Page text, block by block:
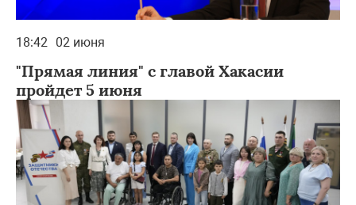
18:42 02 июня
"Прямая линия" с главой Хакасии
пройдет 5 июня